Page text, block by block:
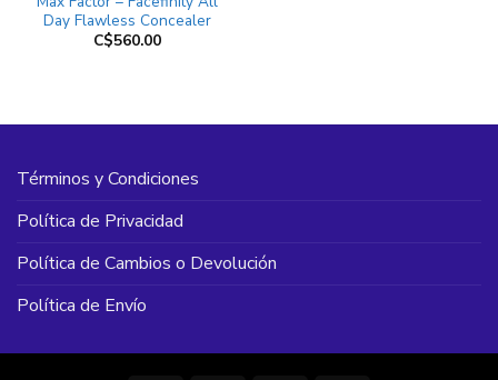
Day Flawless Concealer
C$560.00
Términos y Condiciones
Política de Privacidad
Política de Cambios o Devolución
Política de Envío